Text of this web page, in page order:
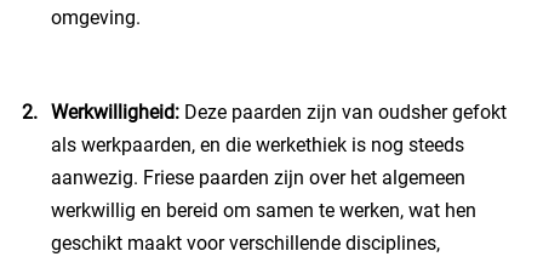
omgeving.
Werkwilligheid: Deze paarden zijn van oudsher gefokt
als werkpaarden, en die werkethiek is nog steeds
aanwezig. Friese paarden zijn over het algemeen
werkwillig en bereid om samen te werken, wat hen
geschikt maakt voor verschillende disciplines,